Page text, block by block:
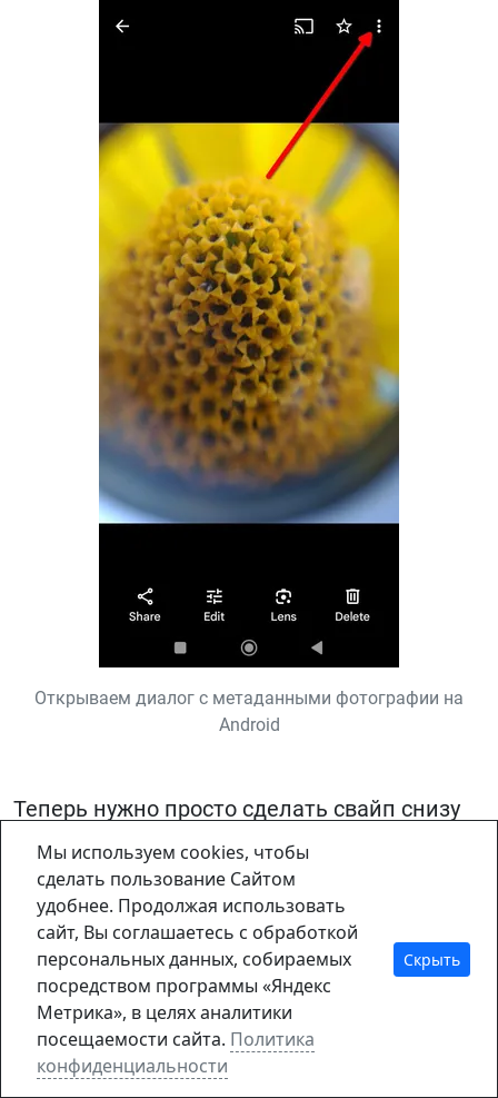
Открываем диалог с метаданными фотографии на
Android
Теперь нужно просто сделать свайп снизу
вверх, чтобы полностью открыть окно
дополнительных настроек. Нажав на
символ редактирования даты, вы сможете
изменить день, месяц, год, когда сделан
снимок, и время.
Мы используем cookies, чтобы
сделать пользование Сайтом
удобнее. Продолжая использовать
сайт, Вы соглашаетесь с обработкой
персональных данных, собираемых
посредством программы «Яндекс
Метрика», в целях аналитики
посещаемости сайта. Политика
конфиденциальности
Скрыть